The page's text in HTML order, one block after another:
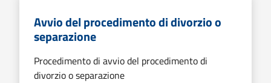
Avvio del procedimento di divorzio o
separazione
Procedimento di avvio del procedimento di
divorzio o separazione